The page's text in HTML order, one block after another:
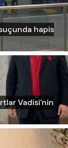
hapis
Vadisi'nin